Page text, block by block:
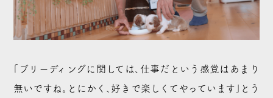
「ブリーディングに関しては、仕事だという感覚はあまり
無いですね。とにかく、好きで楽しくてやっています」とう